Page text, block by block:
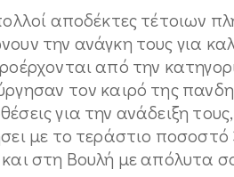
αποδέκτες τέτοιων
την ανάγκη τους για
από την
τον καιρό της
για την ανάδειξη
με το τεράστιο ποσοστό
στη Βουλή με απόλυτα